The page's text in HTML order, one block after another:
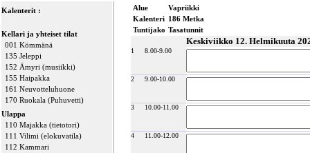
Kalenterit :
Kellari ja yhteiset tilat
001 Kömmänä
135 Jeleppi
152 Ämyri (musiikki)
155 Haipakka
161 Neuvotteluhuone
170 Ruokala (Puhuvetti)
Ulappa
110 Majakka (tietotori)
111 Vilimi (elokuvatila)
112 Kammari
Alue
Vapriikki
Kalenteri 186 Metka
Tuntijako Tasatunnit
Keskiviikko 12. Helmikuuta
1 8.00-9.00
2 9.00-10.00
3 10.00-11.00
4 11.00-12.00